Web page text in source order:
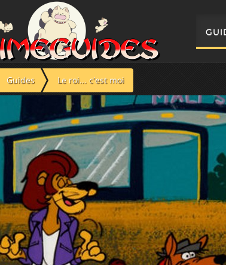
Guides Le roi... c'est moi